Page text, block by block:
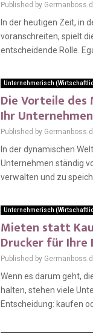
Published by
In der heutigen Zeit, in
voranschreiten, spielt
entscheidende Rolle.
Unternehmerisch
Die Vorteile
Ihr Unternehmen
Published by
In der dynamischen
Unternehmen ständig
verwalten und zu
Unternehmerisch
Mieten statt
Drucker für Ihre
Published by
Wenn es darum geht,
halten, stehen viele
Entscheidung: kaufen